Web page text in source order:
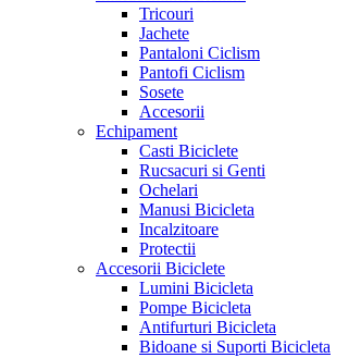
Tricouri
Jachete
Pantaloni Ciclism
Pantofi Ciclism
Sosete
Accesorii
Echipament
Casti Biciclete
Rucsacuri si Genti
Ochelari
Manusi Bicicleta
Incalzitoare
Protectii
Accesorii Biciclete
Lumini Bicicleta
Pompe Bicicleta
Antifurturi Bicicleta
Bidoane si Suporti Bicicleta